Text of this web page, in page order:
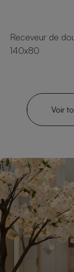
Receveur de
140x80
Voir